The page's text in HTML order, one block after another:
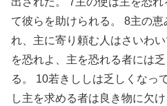
て彼らを助けられる。 8主の
れ、主に寄り頼む人はさいわ
を恐れよ、主を恐れる者には
る。 10若きししは乏しくなっ
し主を求める者は良き物に欠